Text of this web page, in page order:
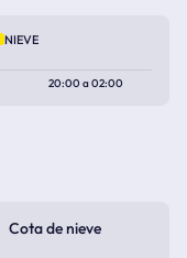
NIEVE
20:00a02:00
Cota de nieve